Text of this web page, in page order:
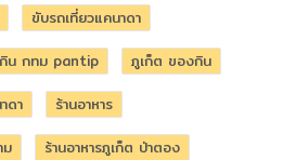
ขับรถเที่ยวแคนาดา
น กทม pantip
ภูเก็ต ของกิน
ดา
ร้านอาหาร
ม
ร้านอาหารภูเก็ต ป่าตอง